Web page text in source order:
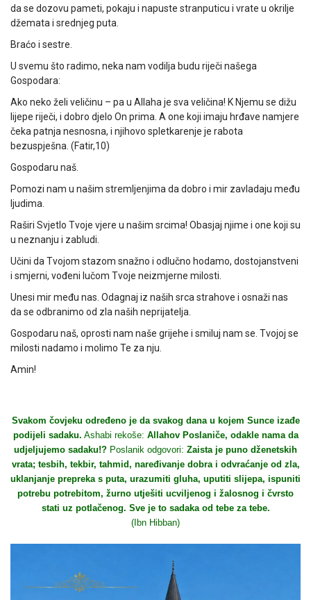
da se dozovu pameti, pokaju i napuste stranputicu i vrate u okrilje
džemata i srednjeg puta.
Braćo i sestre.
U svemu što radimo, neka nam vodilja budu riječi našega
Gospodara:
Ako neko želi veličinu – pa u Allaha je sva veličina! K Njemu se dižu
lijepe riječi, i dobro djelo On prima. A one koji imaju hrđave namjere
čeka patnja nesnosna, i njihovo spletkarenje je rabota
bezuspješna. (Fatir,10)
Gospodaru naš.
Pomozi nam u našim stremljenjima da dobro i mir zavladaju među
ljudima.
Raširi Svjetlo Tvoje vjere u našim srcima! Obasjaj njime i one koji su
u neznanju i zabludi.
Učini da Tvojom stazom snažno i odlučno hodamo, dostojanstveni
i smjerni, vođeni lučom Tvoje neizmjerne milosti.
Unesi mir među nas. Odagnaj iz naših srca strahove i osnaži nas
da se odbranimo od zla naših neprijatelja.
Gospodaru naš, oprosti nam naše grijehe i smiluj nam se. Tvojoj se
milosti nadamo i molimo Te za nju.
Amin!
Svakom čovjeku određeno je da svakog dana u kojem Sunce izađe
podijeli sadaku. Ashabi rekoše: Allahov Poslaniče, odakle nama da
udjeljujemo sadaku!? Poslanik odgovori: Zaista je puno dženetskih
vrata; tesbih, tekbir, tahmid, naređivanje dobra i odvraćanje od zla,
uklanjanje prepreka s puta, urazumiti gluha, uputiti slijepa, ispuniti
potrebu potrebitom, žurno utješiti ucviljenog i žalosnog i čvrsto
stati uz potlačenog. Sve je to sadaka od tebe za tebe.
(Ibn Hibban)